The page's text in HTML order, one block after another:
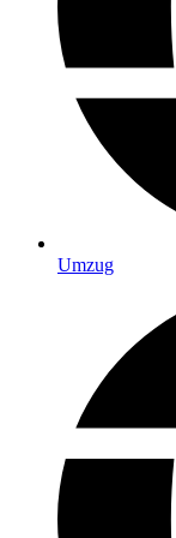
Umzug